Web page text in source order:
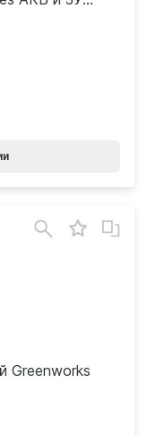
Greenworks